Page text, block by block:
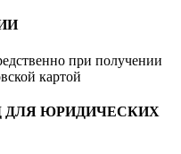
при получении
картой
ДЛЯ ЮРИДИЧЕСКИХ